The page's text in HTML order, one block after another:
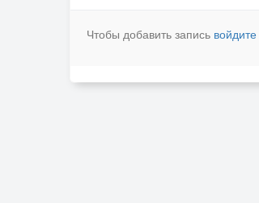
Чтобы добавить запись